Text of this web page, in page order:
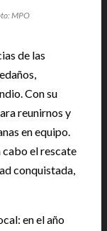
MPO
de las
Con su
reunirnos y
en equipo.
cabo el rescate
conquistada,
en el año